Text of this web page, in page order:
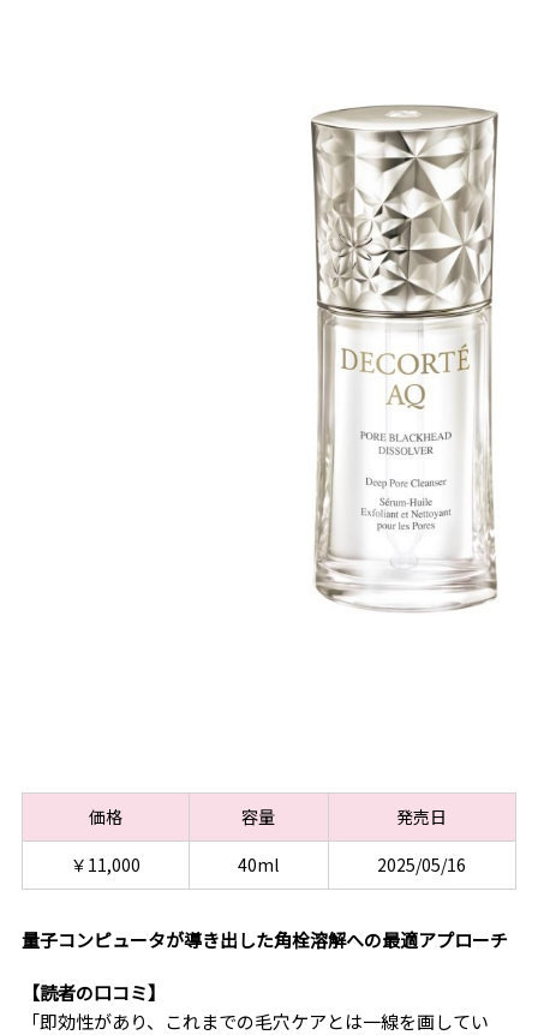
価格 容量
発売日
￥11,000
40ml 2025/05/16
量子コンピュータが導き出した角栓溶解への最適アプローチ
【読者の口コミ】
「即効性があり、これまでの毛穴ケアとは一線を画してい